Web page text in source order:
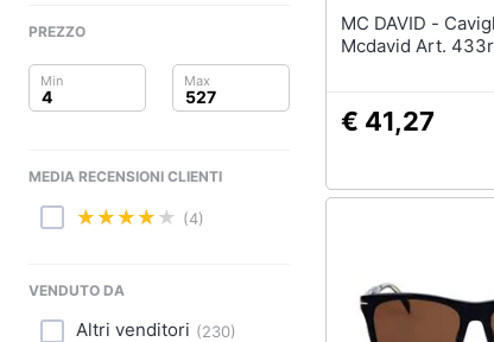
Giocattoli
Fotografia
Abbigliamento
PREZZO
MEDIA RECENSIONI CLIENTI
(4)
VENDUTO DA
Altri venditori (230)
MC DAVID - Cavigliera A Rete
Mcdavid Art.
€ 41,27